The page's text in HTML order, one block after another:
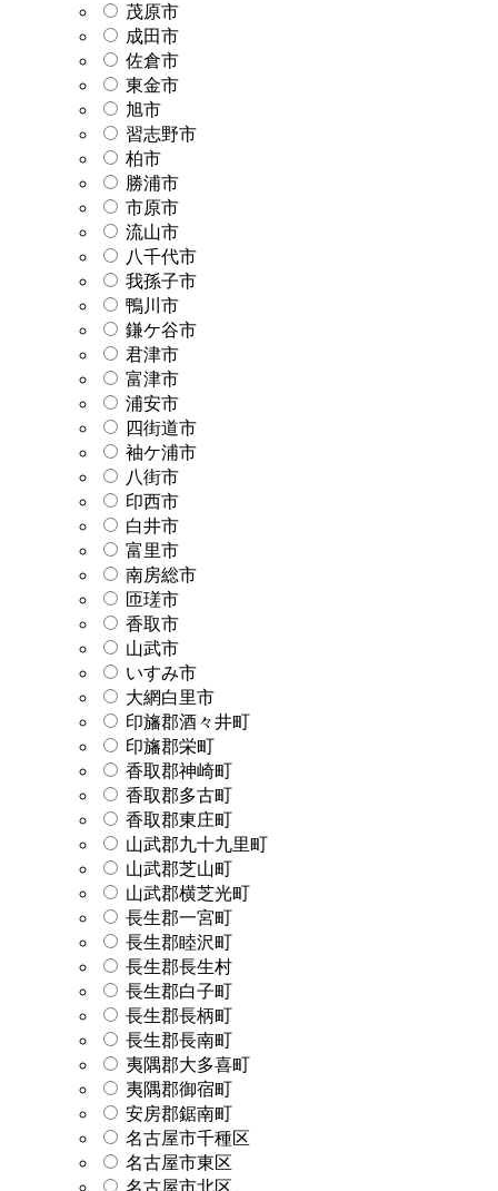
茂原市
成田市
佐倉市
東金市
旭市
習志野市
柏市
勝浦市
市原市
流山市
八千代市
我孫子市
鴨川市
鎌ケ谷市
君津市
富津市
浦安市
四街道市
袖ケ浦市
八街市
印西市
白井市
富里市
南房総市
匝瑳市
香取市
山武市
いすみ市
大網白里市
印旛郡酒々井町
印旛郡栄町
香取郡神崎町
香取郡多古町
香取郡東庄町
山武郡九十九里町
山武郡芝山町
山武郡横芝光町
長生郡一宮町
長生郡睦沢町
長生郡長生村
長生郡白子町
長生郡長柄町
長生郡長南町
夷隅郡大多喜町
夷隅郡御宿町
安房郡鋸南町
名古屋市千種区
名古屋市東区
名古屋市北区